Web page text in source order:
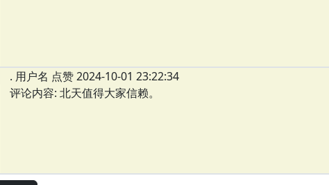
. 用户名 点赞 2024-10-01 23:22:34
评论内容: 北天值得大家信赖。